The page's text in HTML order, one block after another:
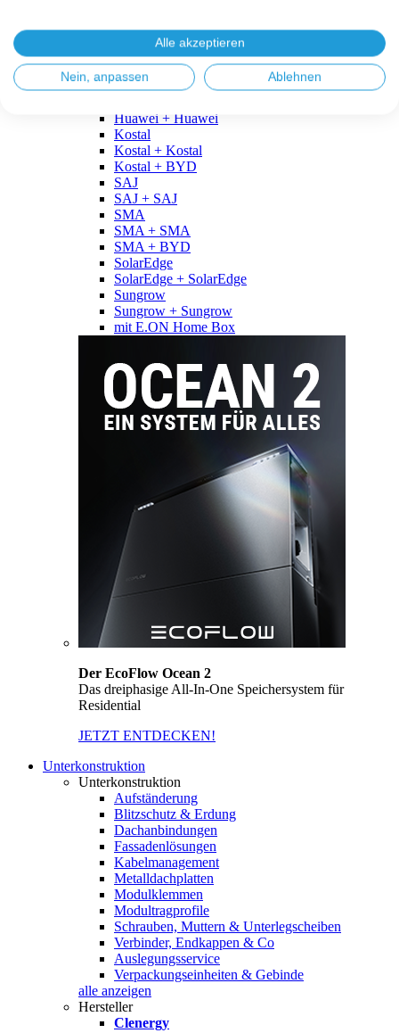
Fronius + BYD
GoodWe
GoodWe + GoodWe
GoodWe + BYD
Huawei + Huawei
Kostal
Kostal + Kostal
Kostal + BYD
SAJ
SAJ + SAJ
SMA
SMA + SMA
SMA + BYD
SolarEdge
SolarEdge + SolarEdge
Sungrow
Sungrow + Sungrow
mit E.ON Home Box
Der EcoFlow Ocean 2
Das dreiphasige All-In-One Speichersystem für
Residential
JETZT ENTDECKEN!
Unterkonstruktion
Unterkonstruktion
Aufständerung
Blitzschutz & Erdung
Dachanbindungen
Fassadenlösungen
Kabelmanagement
Metalldachplatten
Modulklemmen
Modultragprofile
Schrauben, Muttern & Unterlegscheiben
Verbinder, Endkappen & Co
Auslegungsservice
Verpackungseinheiten & Gebinde
alle anzeigen
Hersteller
Clenergy
Alle akzeptieren
Nein, anpassen Ablehnen